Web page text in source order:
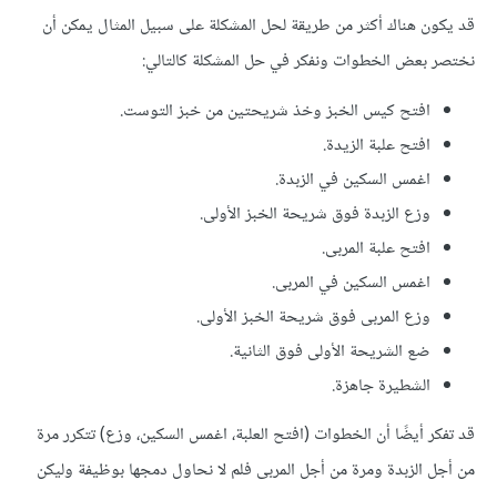
قد يكون هناك أكثر من طريقة لحل المشكلة على سبيل المثال يمكن أن
نختصر بعض الخطوات ونفكر في حل المشكلة كالتالي:
افتح كيس الخبز وخذ شريحتين من خبز التوست.
افتح علبة الزيدة.
اغمس السكين في الزبدة.
وزع الزبدة فوق شريحة الخبز الأولى.
افتح علبة المربى.
اغمس السكين في المربى.
وزع المربى فوق شريحة الخبز الأولى.
ضع الشريحة الأولى فوق الثانية.
الشطيرة جاهزة.
قد تفكر أيضًا أن الخطوات (افتح العلبة، اغمس السكين، وزع) تتكرر مرة
من أجل الزبدة ومرة من أجل المربى فلم لا نحاول دمجها بوظيفة وليكن